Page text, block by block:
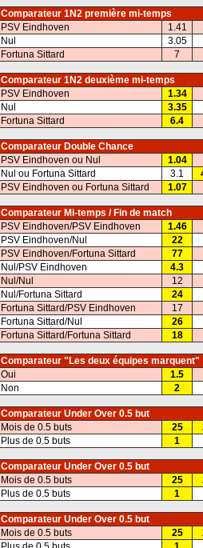
Comparateur 1N2 première mi-temps
PSV Eindhoven
1.41
Nul
3.05
Fortuna Sittard
7
Comparateur 1N2 deuxième mi-temps
PSV Eindhoven
1.34
Nul
3.35
Fortuna Sittard
6.4
Comparateur Double Chance
PSV Eindhoven ou Nul
1.04
Nul ou Fortuna Sittard
3.1
PSV Eindhoven ou Fortuna Sittard
1.07
Comparateur Mi-temps / Fin de match
PSV Eindhoven/PSV Eindhoven
1.46
PSV Eindhoven/Nul
22
PSV Eindhoven/Fortuna Sittard
77
Nul/PSV Eindhoven
4.3
Nul/Nul
12
Nul/Fortuna Sittard
24
Fortuna Sittard/PSV Eindhoven
17
Fortuna Sittard/Nul
26
Fortuna Sittard/Fortuna Sittard
18
Comparateur "Les deux équipes marquent"
Oui
1.5
Non
2
Comparateur Under Over 0.5 but
Mois de 0.5 buts
25
Plus de 0.5 buts
1
Comparateur Under Over 0.5 but
Mois de 0.5 buts
25
Plus de 0.5 buts
1
Comparateur Under Over 0.5 but
Mois de 0.5 buts
25